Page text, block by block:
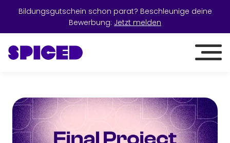
Bildungsgutschein schon parat? Beschleunige deine
Bewerbung: Jetzt melden